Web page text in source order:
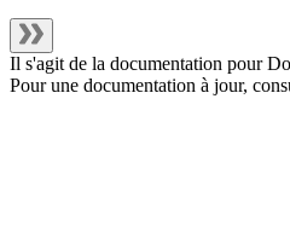
Il s'agit de la documentation pour
Pour une documentation à jour,